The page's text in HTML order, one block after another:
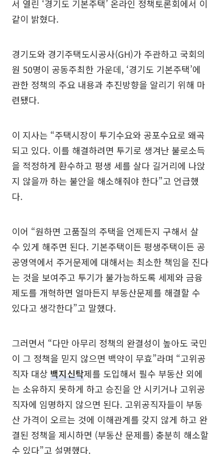
서 열린 ‘경기도 기본주택’ 온라인 정책토론회에서 이
같이 밝혔다.
경기도와 경기주택도시공사(GH)가 주관하고 국회의
원 50명이 공동주최한 가운데, ‘경기도 기본주택’에
관한 정책의 주요 내용과 추진방향을 알리기 위해 마
련됐다.
이 지사는 “주택시장이 투기수요와 공포수요로 왜곡
되고 있다. 이를 해결하려면 투기로 생겨난 불로소득
을 적정하게 환수하고 평생 세를 살다 길거리에 나앉
지 않을까 하는 불안을 해소해줘야 한다”고 언급했
다.
이어 “원하면 고품질의 주택을 언제든지 구해서 살
수 있게 해주면 된다. 기본주택이든 평생주택이든 공
공영역에서 주거문제에 대해서는 최소한 책임을 진다
는 것을 보여주고 투기가 불가능하도록 세제와 금융
제도를 개혁하면 얼마든지 부동산문제를 해결할 수
있다고 생각한다”고 말했다.
그러면서 “다만 아무리 정책의 완결성이 높아도 국민
이 그 정책을 믿지 않으면 백약이 무효”라며 “고위공
직자 대상 백지신탁제를 도입해서 필수 부동산 외에
는 소유하지 못하게 하고 승진을 안 시키거나 고위공
직자에 임명하지 않으면 된다. 고위공직자들이 부동
산 가격이 오르는 것에 이해관계를 갖지 않게 하고 완
결된 정책을 제시하면 (부동산 문제를) 충분히 해소할
수 있다”고 설명했다.